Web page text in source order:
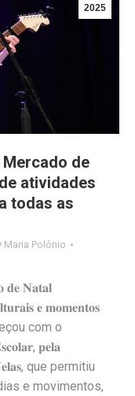
2025
de
atividades
todas as
Maria Polónio
𝐝𝐞 𝐍𝐚𝐭𝐚𝐥
𝐞 𝐦𝐨𝐦𝐞𝐧𝐭𝐨𝐬
com o
𝐩𝐞𝐥𝐚
que permitiu
e movimentos,